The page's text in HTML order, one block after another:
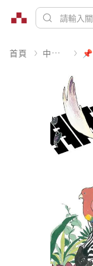
首頁 中文書